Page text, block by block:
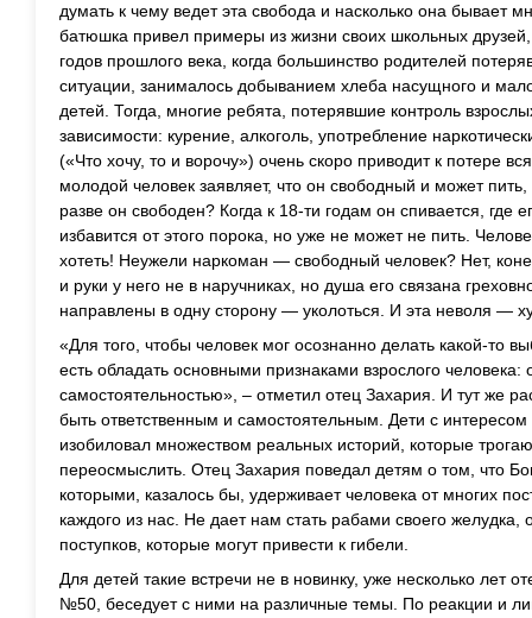
думать к чему ведет эта свобода и насколько она бывает
батюшка привел примеры из жизни своих школьных
годов прошлого века, когда большинство родителей
ситуации, занималось добыванием хлеба насущного и
детей. Тогда, многие ребята, потерявшие контроль
зависимости: курение, алкоголь, употребление
(«Что хочу, то и ворочу») очень скоро приводит к потере
молодой человек заявляет, что он свободный и может
разве он свободен? Когда к 18-ти годам он спивается,
избавится от этого порока, но уже не может не пить.
хотеть! Неужели наркоман — свободный человек? Нет,
и руки у него не в наручниках, но душа его связана
направлены в одну сторону — уколоться. И эта неволя —
«Для того, чтобы человек мог осознанно делать какой-то
есть обладать основными признаками взрослого человека:
самостоятельностью», – отметил отец Захария. И тут же
быть ответственным и самостоятельным. Дети с
изобиловал множеством реальных историй, которые
переосмыслить. Отец Захария поведал детям о том, что
которыми, казалось бы, удерживает человека от многих
каждого из нас. Не дает нам стать рабами своего желудка,
поступков, которые могут привести к гибели.
Для детей такие встречи не в новинку, уже несколько лет
№50, беседует с ними на различные темы. По реакции и